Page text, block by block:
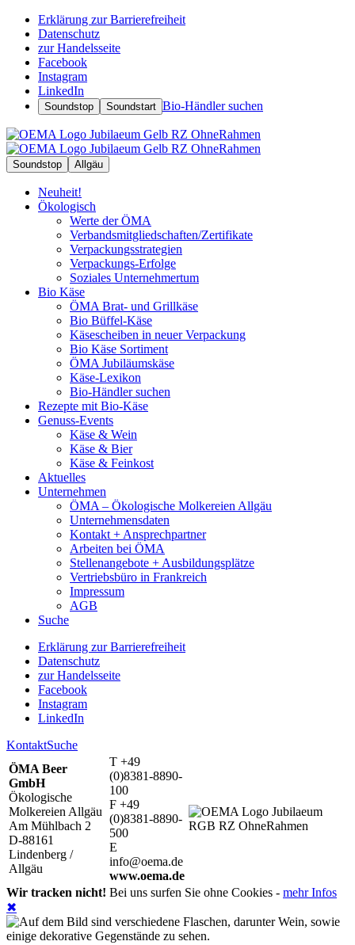
Erklärung zur Barrierefreiheit
Datenschutz
zur Handelsseite
Facebook
Instagram
LinkedIn
Soundstop Soundstart Bio-Händler suchen
Soundstop Allgäu
Neuheit!
Ökologisch
Werte der ÖMA
Verbandsmitgliedschaften/Zertifikate
Verpackungsstrategien
Verpackungs-Erfolge
Soziales Unternehmertum
Bio Käse
ÖMA Brat- und Grillkäse
Bio Büffel-Käse
Käsescheiben in neuer Verpackung
Bio Käse Sortiment
ÖMA Jubiläumskäse
Käse-Lexikon
Bio-Händler suchen
Rezepte mit Bio-Käse
Genuss-Events
Käse & Wein
Käse & Bier
Käse & Feinkost
Aktuelles
Unternehmen
ÖMA – Ökologische Molkereien Allgäu
Unternehmensdaten
Kontakt + Ansprechpartner
Arbeiten bei ÖMA
Stellenangebote + Ausbildungsplätze
Vertriebsbüro in Frankreich
Impressum
AGB
Suche
Erklärung zur Barrierefreiheit
Datenschutz
zur Handelsseite
Facebook
Instagram
LinkedIn
KontaktSuche
ÖMA Beer
GmbH
Ökologische
Molkereien Allgäu
Am Mühlbach 2
D-88161
Lindenberg /
Allgäu
T +49
(0)8381-8890-
100
F +49
(0)8381-8890-
500
E
info@oema.de
www.oema.de
Wir tracken nicht! Bei uns surfen Sie ohne Cookies - mehr Infos
✖